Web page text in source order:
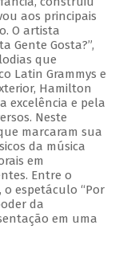
aos principais
O artista
Gente Gosta?”,
que
Latin Grammys e
Hamilton
excelência e pela
Neste
marcaram sua
da música
em
Entre o
o espetáculo “Por
da
em uma